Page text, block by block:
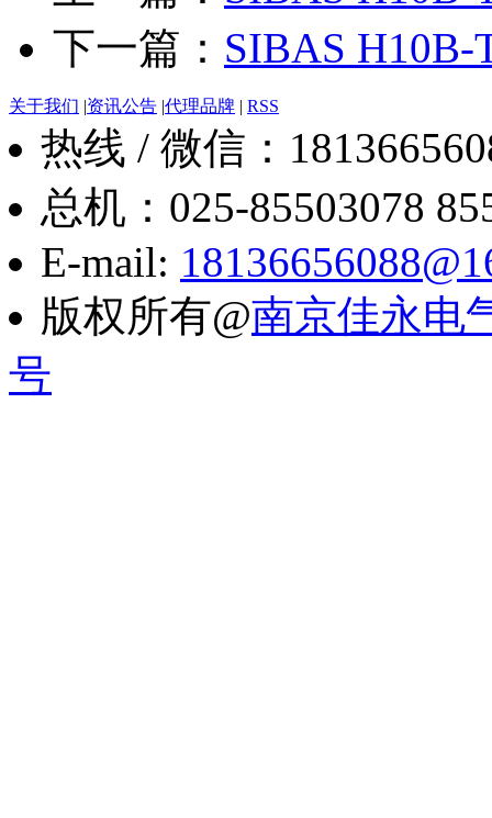
下一篇： SIBAS H10B-
关于我们 |资讯公告 |代理品牌 | RSS
热线 / 微信：
总机：025-85503078
E-mail:
版权所有@南京佳永电
号